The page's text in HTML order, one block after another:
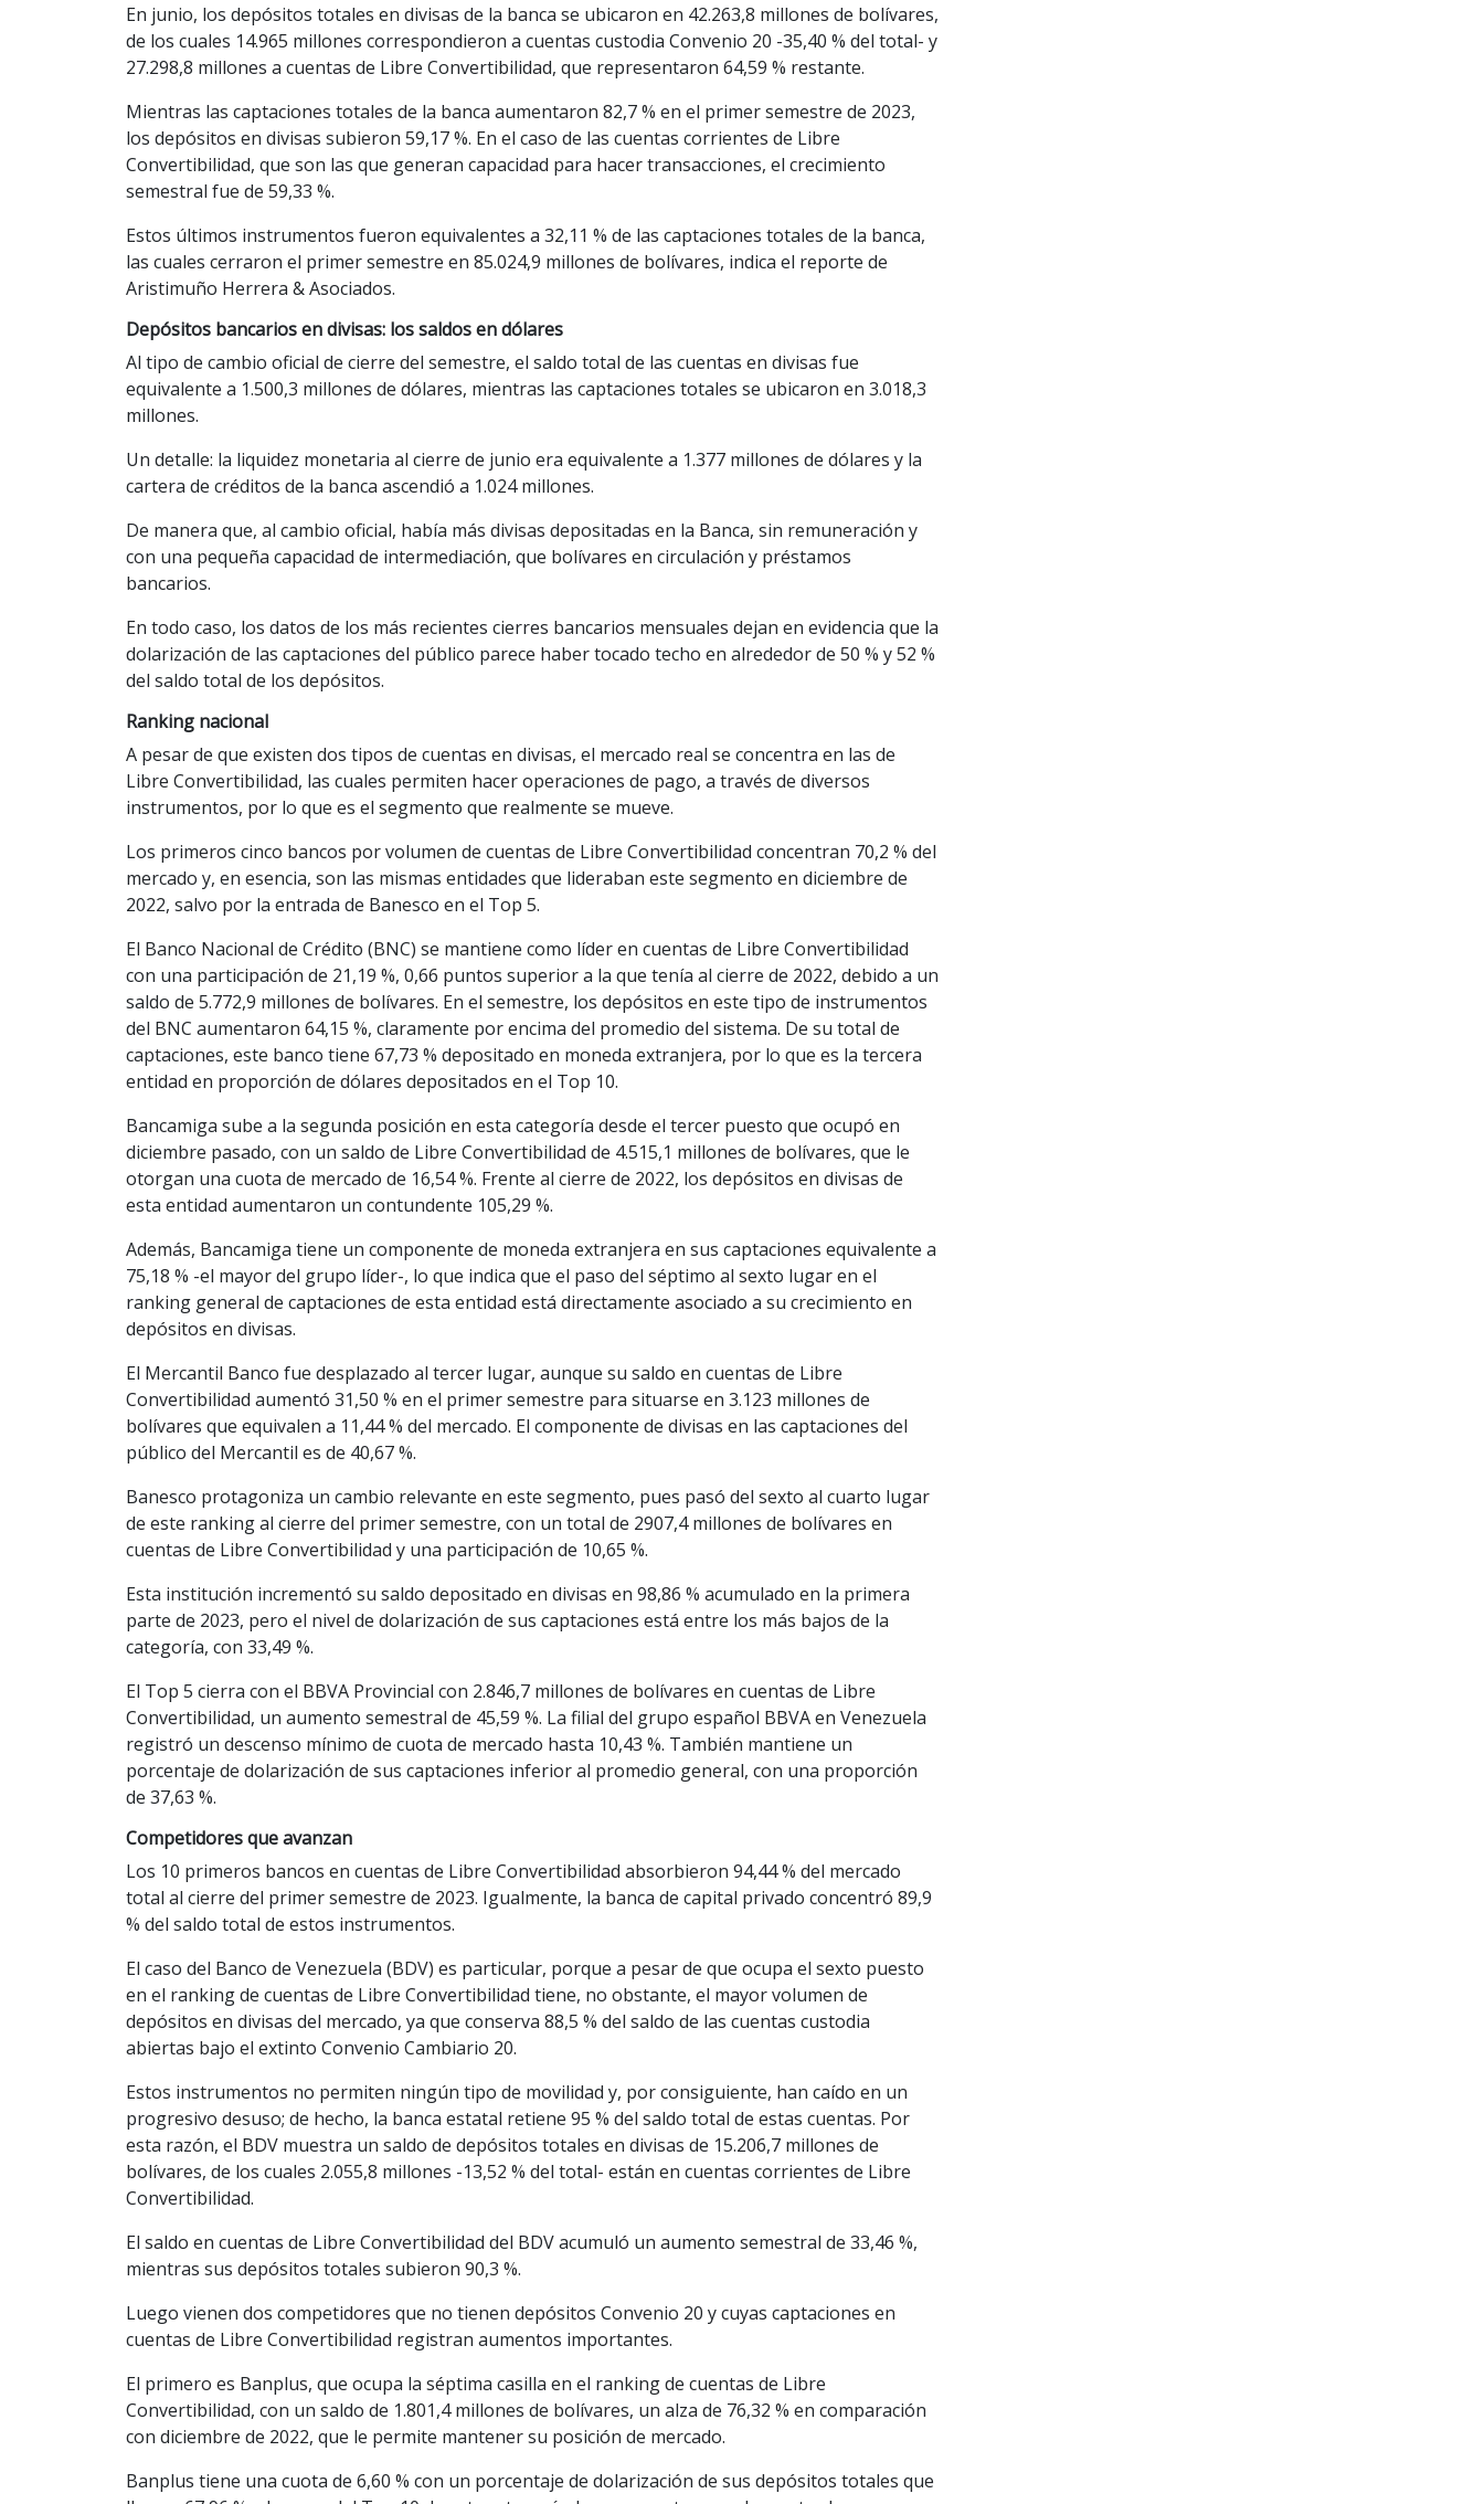
En junio, los depósitos totales en divisas de la banca se ubicaron en 42.263,8 millones de bolívares,
de los cuales 14.965 millones correspondieron a cuentas custodia Convenio 20 -35,40 % del total- y
27.298,8 millones a cuentas de Libre Convertibilidad, que representaron 64,59 % restante.
Mientras las captaciones totales de la banca aumentaron 82,7 % en el primer semestre de 2023,
los depósitos en divisas subieron 59,17 %. En el caso de las cuentas corrientes de Libre
Convertibilidad, que son las que generan capacidad para hacer transacciones, el crecimiento
semestral fue de 59,33 %.
Estos últimos instrumentos fueron equivalentes a 32,11 % de las captaciones totales de la banca,
las cuales cerraron el primer semestre en 85.024,9 millones de bolívares, indica el reporte de
Aristimuño Herrera & Asociados.
Depósitos bancarios en divisas: los saldos en dólares
Al tipo de cambio oficial de cierre del semestre, el saldo total de las cuentas en divisas fue
equivalente a 1.500,3 millones de dólares, mientras las captaciones totales se ubicaron en 3.018,3
millones.
Un detalle: la liquidez monetaria al cierre de junio era equivalente a 1.377 millones de dólares y la
cartera de créditos de la banca ascendió a 1.024 millones.
De manera que, al cambio oficial, había más divisas depositadas en la Banca, sin remuneración y
con una pequeña capacidad de intermediación, que bolívares en circulación y préstamos
bancarios.
En todo caso, los datos de los más recientes cierres bancarios mensuales dejan en evidencia que la
dolarización de las captaciones del público parece haber tocado techo en alrededor de 50 % y 52 %
del saldo total de los depósitos.
Ranking nacional
A pesar de que existen dos tipos de cuentas en divisas, el mercado real se concentra en las de
Libre Convertibilidad, las cuales permiten hacer operaciones de pago, a través de diversos
instrumentos, por lo que es el segmento que realmente se mueve.
Los primeros cinco bancos por volumen de cuentas de Libre Convertibilidad concentran 70,2 % del
mercado y, en esencia, son las mismas entidades que lideraban este segmento en diciembre de
2022, salvo por la entrada de Banesco en el Top 5.
El Banco Nacional de Crédito (BNC) se mantiene como líder en cuentas de Libre Convertibilidad
con una participación de 21,19 %, 0,66 puntos superior a la que tenía al cierre de 2022, debido a un
saldo de 5.772,9 millones de bolívares. En el semestre, los depósitos en este tipo de instrumentos
del BNC aumentaron 64,15 %, claramente por encima del promedio del sistema. De su total de
captaciones, este banco tiene 67,73 % depositado en moneda extranjera, por lo que es la tercera
entidad en proporción de dólares depositados en el Top 10.
Bancamiga sube a la segunda posición en esta categoría desde el tercer puesto que ocupó en
diciembre pasado, con un saldo de Libre Convertibilidad de 4.515,1 millones de bolívares, que le
otorgan una cuota de mercado de 16,54 %. Frente al cierre de 2022, los depósitos en divisas de
esta entidad aumentaron un contundente 105,29 %.
Además, Bancamiga tiene un componente de moneda extranjera en sus captaciones equivalente a
75,18 % -el mayor del grupo líder-, lo que indica que el paso del séptimo al sexto lugar en el
ranking general de captaciones de esta entidad está directamente asociado a su crecimiento en
depósitos en divisas.
El Mercantil Banco fue desplazado al tercer lugar, aunque su saldo en cuentas de Libre
Convertibilidad aumentó 31,50 % en el primer semestre para situarse en 3.123 millones de
bolívares que equivalen a 11,44 % del mercado. El componente de divisas en las captaciones del
público del Mercantil es de 40,67 %.
Banesco protagoniza un cambio relevante en este segmento, pues pasó del sexto al cuarto lugar
de este ranking al cierre del primer semestre, con un total de 2907,4 millones de bolívares en
cuentas de Libre Convertibilidad y una participación de 10,65 %.
Esta institución incrementó su saldo depositado en divisas en 98,86 % acumulado en la primera
parte de 2023, pero el nivel de dolarización de sus captaciones está entre los más bajos de la
categoría, con 33,49 %.
El Top 5 cierra con el BBVA Provincial con 2.846,7 millones de bolívares en cuentas de Libre
Convertibilidad, un aumento semestral de 45,59 %. La filial del grupo español BBVA en Venezuela
registró un descenso mínimo de cuota de mercado hasta 10,43 %. También mantiene un
porcentaje de dolarización de sus captaciones inferior al promedio general, con una proporción
de 37,63 %.
Competidores que avanzan
Los 10 primeros bancos en cuentas de Libre Convertibilidad absorbieron 94,44 % del mercado
total al cierre del primer semestre de 2023. Igualmente, la banca de capital privado concentró 89,9
% del saldo total de estos instrumentos.
El caso del Banco de Venezuela (BDV) es particular, porque a pesar de que ocupa el sexto puesto
en el ranking de cuentas de Libre Convertibilidad tiene, no obstante, el mayor volumen de
depósitos en divisas del mercado, ya que conserva 88,5 % del saldo de las cuentas custodia
abiertas bajo el extinto Convenio Cambiario 20.
Estos instrumentos no permiten ningún tipo de movilidad y, por consiguiente, han caído en un
progresivo desuso; de hecho, la banca estatal retiene 95 % del saldo total de estas cuentas. Por
esta razón, el BDV muestra un saldo de depósitos totales en divisas de 15.206,7 millones de
bolívares, de los cuales 2.055,8 millones -13,52 % del total- están en cuentas corrientes de Libre
Convertibilidad.
El saldo en cuentas de Libre Convertibilidad del BDV acumuló un aumento semestral de 33,46 %,
mientras sus depósitos totales subieron 90,3 %.
Luego vienen dos competidores que no tienen depósitos Convenio 20 y cuyas captaciones en
cuentas de Libre Convertibilidad registran aumentos importantes.
El primero es Banplus, que ocupa la séptima casilla en el ranking de cuentas de Libre
Convertibilidad, con un saldo de 1.801,4 millones de bolívares, un alza de 76,32 % en comparación
con diciembre de 2022, que le permite mantener su posición de mercado.
Banplus tiene una cuota de 6,60 % con un porcentaje de dolarización de sus depósitos totales que